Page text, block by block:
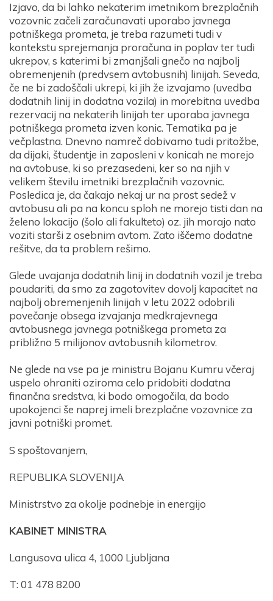
Izjavo, da bi lahko nekaterim imetnikom brezplačnih
vozovnic začeli zaračunavati uporabo javnega
potniškega prometa, je treba razumeti tudi v
kontekstu sprejemanja proračuna in poplav ter tudi
ukrepov, s katerimi bi zmanjšali gnečo na najbolj
obremenjenih (predvsem avtobusnih) linijah. Seveda,
če ne bi zadoščali ukrepi, ki jih že izvajamo (uvedba
dodatnih linij in dodatna vozila) in morebitna uvedba
rezervacij na nekaterih linijah ter uporaba javnega
potniškega prometa izven konic. Tematika pa je
večplastna. Dnevno namreč dobivamo tudi pritožbe,
da dijaki, študentje in zaposleni v konicah ne morejo
na avtobuse, ki so prezasedeni, ker so na njih v
velikem številu imetniki brezplačnih vozovnic.
Posledica je, da čakajo nekaj ur na prost sedež v
avtobusu ali pa na koncu sploh ne morejo tisti dan na
želeno lokacijo (šolo ali fakulteto) oz. jih morajo nato
voziti starši z osebnim avtom. Zato iščemo dodatne
rešitve, da ta problem rešimo.
Glede uvajanja dodatnih linij in dodatnih vozil je treba
poudariti, da smo za zagotovitev dovolj kapacitet na
najbolj obremenjenih linijah v letu 2022 odobrili
povečanje obsega izvajanja medkrajevnega
avtobusnega javnega potniškega prometa za
približno 5 milijonov avtobusnih kilometrov.
Ne glede na vse pa je ministru Bojanu Kumru včeraj
uspelo ohraniti oziroma celo pridobiti dodatna
finančna sredstva, ki bodo omogočila, da bodo
upokojenci še naprej imeli brezplačne vozovnice za
javni potniški promet.
S spoštovanjem,
REPUBLIKA SLOVENIJA
Ministrstvo za okolje podnebje in energijo
KABINET MINISTRA
Langusova ulica 4, 1000 Ljubljana
T: 01 478 8200
Prijava na e-novice
Vaš elektronski naslov
podatke obdeluje z namenom prejemanja e-novic